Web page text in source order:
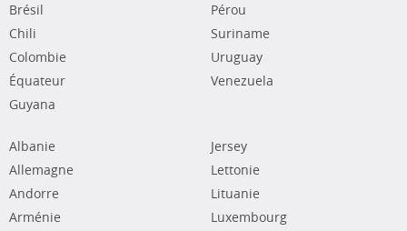
Brésil
Chili
Colombie
Équateur
Guyana
Pérou
Suriname
Uruguay
Venezuela
Albanie
Allemagne
Andorre
Arménie
Jersey
Lettonie
Lituanie
Luxembourg